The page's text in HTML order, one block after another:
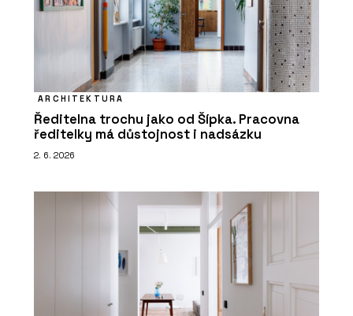
ARCHITEKTURA
Ředitelna trochu jako od Šípka. Pracovna
ředitelky má důstojnost i nadsázku
2. 6. 2026